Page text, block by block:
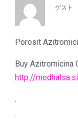
ゲスト
Porosit
Buy Azitromicina
http://
.
.